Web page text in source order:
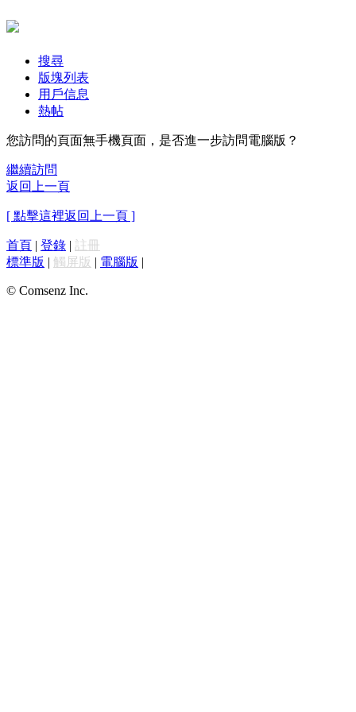
搜尋
版塊列表
用戶信息
熱帖
您訪問的頁面無手機頁面，是否進一步訪問電腦版？
繼續訪問
返回上一頁
[ 點擊這裡返回上一頁 ]
首頁 | 登錄 | 註冊
標準版 | 觸屏版 | 電腦版 |
© Comsenz Inc.